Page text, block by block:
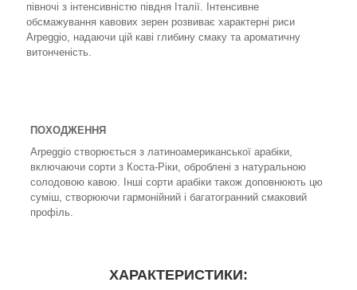
півночі з інтенсивністю півдня Італії. Інтенсивне
обсмажування кавових зерен розвиває характерні риси
Arpeggio, надаючи цій каві глибину смаку та ароматичну
витонченість.
ПОХОДЖЕННЯ
Arpeggio створюється з латиноамериканської арабіки,
включаючи сорти з Коста-Ріки, оброблені з натуральною
солодовою кавою. Інші сорти арабіки також доповнюють цю
суміш, створюючи гармонійний і багатогранний смаковий
профіль.
ХАРАКТЕРИСТИКИ: